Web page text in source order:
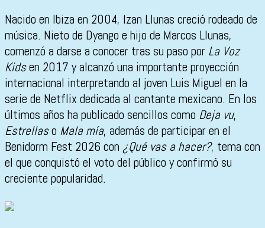
Nacido en Ibiza en 2004, Izan Llunas creció rodeado de
música. Nieto de Dyango e hijo de Marcos Llunas,
comenzó a darse a conocer tras su paso por La Voz
Kidsen 2017 y alcanzó una importante proyección
internacional interpretando al joven Luis Miguel en la
serie de Netflix dedicada al cantante mexicano. En los
últimos años ha publicado sencillos como Deja vu,
Estrellaso Mala mía, además de participar en el
Benidorm Fest 2026 con ¿Qué vas a hacer?, tema con
el que conquistó el voto del público y confirmó su
creciente popularidad.